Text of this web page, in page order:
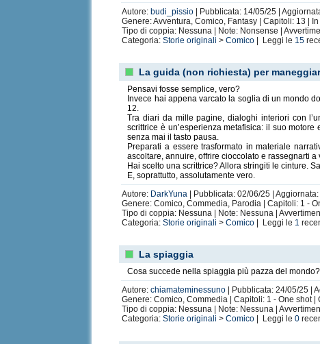
Autore: budi_pissio | Pubblicata: 14/05/25 |
Genere: Avventura, Comico, Fantasy | Capitoli: 13 |
Tipo di coppia: Nessuna | Note: Nonsense |
Categoria:Storie originali >Comico | Leggi le 15
La guida (non richiesta) per
Pensavi fosse semplice, vero?
Invece hai appena varcato la soglia di un mondo
12.
Tra diari da mille pagine, dialoghi interiori con
scrittrice è un’esperienza metafisica: il suo
senza mai il tasto pausa.
Preparati a essere trasformato in materiale
ascoltare, annuire, offrire cioccolato e rassegnarti
Hai scelto una scrittrice? Allora stringiti le cinture.
E, soprattutto, assolutamente vero.
Autore: DarkYuna | Pubblicata: 02/06/25 |
Genere: Comico, Commedia, Parodia | Capitoli: 1 -
Tipo di coppia: Nessuna | Note: Nessuna |
Categoria:Storie originali >Comico | Leggi le 1
La spiaggia
Cosa succede nella spiaggia più pazza del
Autore:chiamateminessuno | Pubblicata: 24/05/25 |
Genere: Comico, Commedia | Capitoli: 1 - One shot |
Tipo di coppia: Nessuna | Note: Nessuna |
Categoria:Storie originali >Comico | Leggi le0